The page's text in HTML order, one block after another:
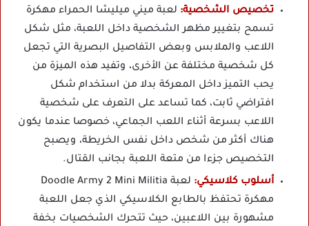
تخصيص الشخصية: لعبة ميني ميليشا الحمراء مهكرة
تسمح بتغيير مظهر الشخصية داخل اللعبة، مثل شكل
اللاعب والملابس وبعض التفاصيل البصرية التي تجعل
كل شخصية مختلفة عن الأخرى، وتفيد هذه الميزة من
يحب التميز داخل المعركة بدلا من استخدام شكل
افتراضي ثابت، كما تساعد على التعرف على شخصية
اللاعب بسرعة أثناء اللعب الجماعي، خصوصا عندما يكون
هناك أكثر من شخص داخل نفس الخريطة، ويصبح
التخصيص جزءا من متعة اللعبة بجانب القتال.
أسلوب كلاسيكي:
لعبة Doodle Army 2 Mini Militia
مهكرة تحتفظ بالطابع الكلاسيكي الذي جعل اللعبة
مشهورة بين اللاعبين، حيث تتحرك الشخصيات بخفة